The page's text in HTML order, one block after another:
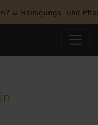
☼ Reinigungs- und